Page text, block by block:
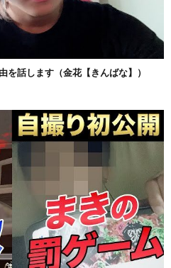
を話します（金花【きんばな】）